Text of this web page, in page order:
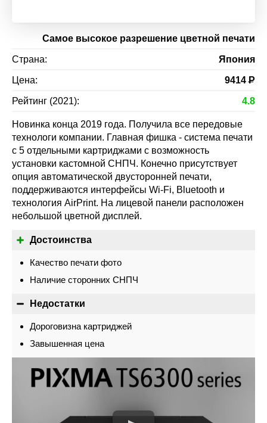
Самое высокое разрешение цветной печати
Страна: Япония
Цена: 9414Р
Рейтинг (2021): 4.8
Новинка конца 2019 года. Получила все передовые
технологи компании. Главная фишка - система печати
с 5 отдельными картриджами с возможность
установки кастомной СНПЧ. Конечно присутствует
опция автоматической двусторонней печати,
поддерживаются интерфейсы Wi-Fi, Bluetooth и
технология AirPrint. На лицевой панели расположен
небольшой цветной дисплей.
Достоинства
Качество печати фото
Наличие сторонних СНПЧ
Недостатки
Дороговизна картриджей
Завышенная цена